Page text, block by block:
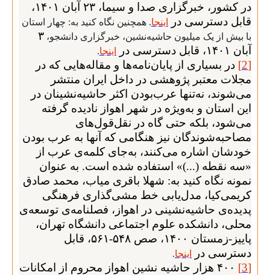
در کشور، خبرگزاری صدا و سیما، ۲۳ آبان ۱۴۰۱،
قابل دسترسی در
اینجا. همچنین نگاه کنید به: چهار استان
با بیش از یک میلیون حاشیه‌نشین، خبرگزاری دانشجو، ۳
آبان ۱۴۰۱، قابل دسترسی در اینجا.
[
2
] در بسیاری از پایان‌نامه‌ها و مقاله‌هایی که در
مجلات معتبر پژوهشی در داخل ایران منتشر
می‌شوند، نه‌تنها عرب‌بودن اکثر حاشیه‌نشینان در
این استان و به‌ویژه در شهر اهواز نادیده گرفته
می‌شود، بلکه حتی گاه در نقل‌قول‌های
مصاحبه‌شوندگان نیز هنگامی که آنها به عرب بودن
خودشان اشاره می‌کنند، به‌جای کلمه‌ی عرب از
«سه نقطه (...)» استفاده شده است. به عنوان
نمونه نگاه کنید به: شهلا باقری میاب، محمد صادق
کریمی‌کیا، مدل‌یابی خط مشی‌گذاری فرهنگی
پدیده‌ی حاشیه‌نشینی در اهواز، فصلنامه‌ی توسعه‌ی
محلی، دانشکده علوم اجتماعی دانشگاه تهران،
پاییز-زمستان ۱۴۰۰، صص ۵۴۸-۵۶۱
، قابل
دسترسی در
اینجا.
[
3
] ۴۰۰ هزار حاشیه ‌نشین اهواز محروم از امکانات